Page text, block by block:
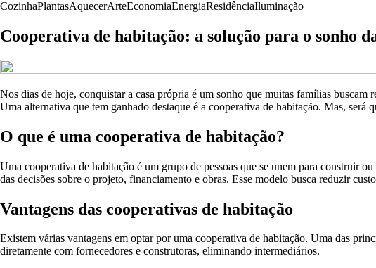
CozinhaPlantasAquecerArteEconomiaEnergiaResidênciaIluminação
Cooperativa de habitação: a solução para o sonho
Nos dias de hoje, conquistar a casa própria é um sonho que muitas famílias
Uma alternativa que tem ganhado destaque é a cooperativa de habitação. Mas, será
O que é uma cooperativa de habitação?
Uma cooperativa de habitação é um grupo de pessoas que se unem para construir
das decisões sobre o projeto, financiamento e obras. Esse modelo busca reduzir
Vantagens das cooperativas de habitação
Existem várias vantagens em optar por uma cooperativa de habitação. Uma das
diretamente com fornecedores e construtoras, eliminando intermediários.